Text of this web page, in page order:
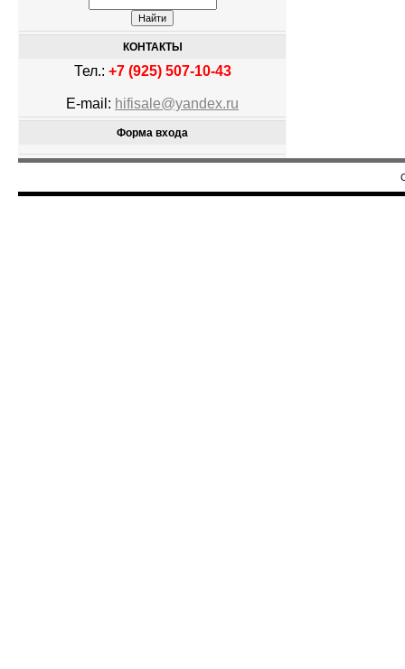
КОНТАКТЫ
Тел.: +7 (925) 507-10-43
E-mail: hifisale@yandex.ru
Форма входа